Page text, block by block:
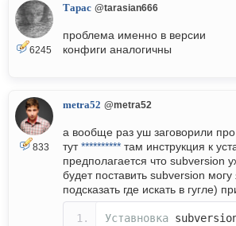
6245
Тарас @tarasian666
проблема именно в версии
конфиги аналогичны
833
metra52 @metra52
а вообще раз уш заговорили
тут********** там инструкция к
предполагается что subversion
будет поставить subversion
подсказать где искать в гугле)
Уставновка